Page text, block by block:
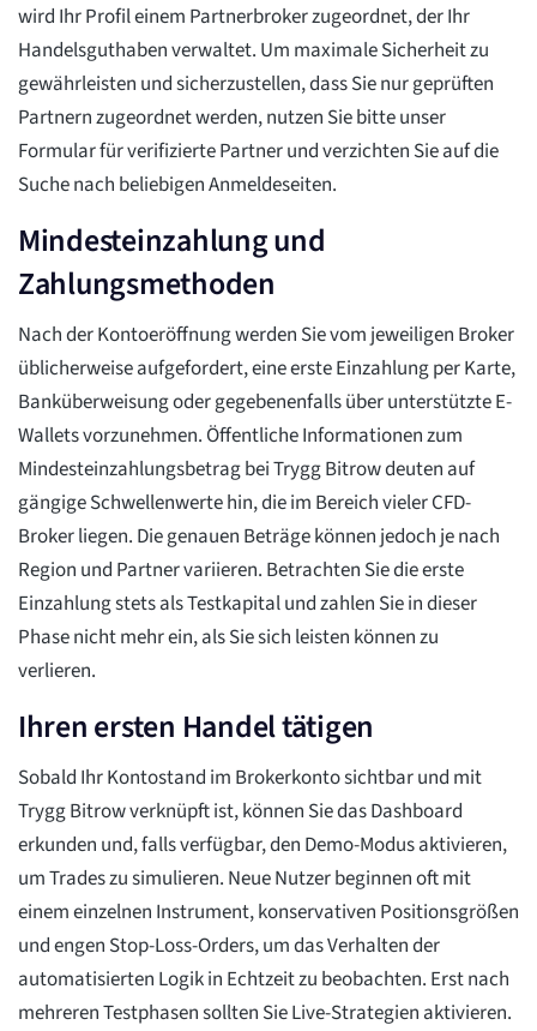
wird Ihr Profil einem Partnerbroker zugeordnet, der Ihr
Handelsguthaben verwaltet. Um maximale Sicherheit zu
gewährleisten und sicherzustellen, dass Sie nur geprüften
Partnern zugeordnet werden, nutzen Sie bitte unser
Formular für verifizierte Partner und verzichten Sie auf die
Suche nach beliebigen Anmeldeseiten.
Mindesteinzahlung und
Zahlungsmethoden
Nach der Kontoeröffnung werden Sie vom jeweiligen Broker
üblicherweise aufgefordert, eine erste Einzahlung per Karte,
Banküberweisung oder gegebenenfalls über unterstützte E-
Wallets vorzunehmen. Öffentliche Informationen zum
Mindesteinzahlungsbetrag bei Trygg Bitrow deuten auf
gängige Schwellenwerte hin, die im Bereich vieler CFD-
Broker liegen. Die genauen Beträge können jedoch je nach
Region und Partner variieren. Betrachten Sie die erste
Einzahlung stets als Testkapital und zahlen Sie in dieser
Phase nicht mehr ein, als Sie sich leisten können zu
verlieren.
Ihren ersten Handel tätigen
Sobald Ihr Kontostand im Brokerkonto sichtbar und mit
Trygg Bitrow verknüpft ist, können Sie das Dashboard
erkunden und, falls verfügbar, den Demo-Modus aktivieren,
um Trades zu simulieren. Neue Nutzer beginnen oft mit
einem einzelnen Instrument, konservativen Positionsgrößen
und engen Stop-Loss-Orders, um das Verhalten der
automatisierten Logik in Echtzeit zu beobachten. Erst nach
mehreren Testphasen sollten Sie Live-Strategien aktivieren.